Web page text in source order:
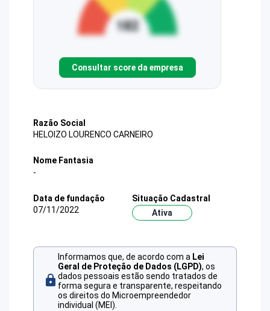
Consultar score da empresa
Razão Social
HELOIZO LOURENCO CARNEIRO
Nome Fantasia
-
Data de fundação
07/11/2022
Situação Cadastral
Ativa
Informamos que, de acordo com a Lei
Geral de Proteção de Dados (LGPD), os
dados pessoais estão sendo tratados de
forma segura e transparente, respeitando
os direitos do Microempreendedor
individual (MEI).